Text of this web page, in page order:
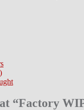
“Factory